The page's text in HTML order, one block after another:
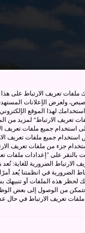
تعريف الارتباط على هذا
ولعرض الإعلانات
لهذا الموقع
تعريف الارتباط“ لمزيد من
استخدام جميع ملفات تعريف
جميع ملفات تعريف
جزء من ملفات تعريف
الارتباط الضرورية للغاية:
الضرورية في انظمتنا يُعد
هذه الملفات أو تنبيهك
من الوصول إلى بعض
تعريف الارتباط في حال